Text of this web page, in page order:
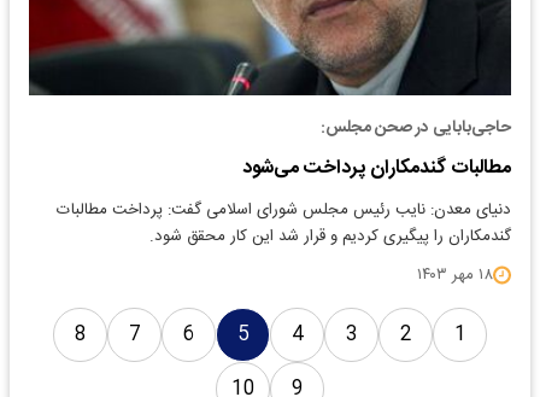
حاجی‌بابایی در صحن مجلس:
مطالبات گندمکاران پرداخت می‌شود
دنیای معدن: نایب رئیس مجلس شورای اسلامی گفت: پرداخت مطالبات
گندمکاران را پیگیری کردیم و قرار شد این کار محقق شود.
۱۸ مهر ۱۴۰۳
1
2
3
4
5
6
7
8
9
10